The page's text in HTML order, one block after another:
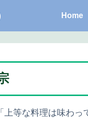
Home
「上等な料理は味わ